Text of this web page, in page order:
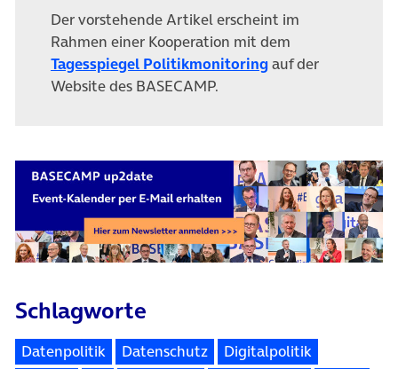
Der vorstehende Artikel erscheint im
Rahmen einer Kooperation mit dem
Tagesspiegel Politikmonitoring(öffnet in neuem
auf der
Website des BASECAMP.
Schlagworte
Datenpolitik Datenschutz
Digitalpolitik